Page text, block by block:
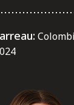
d’Osler